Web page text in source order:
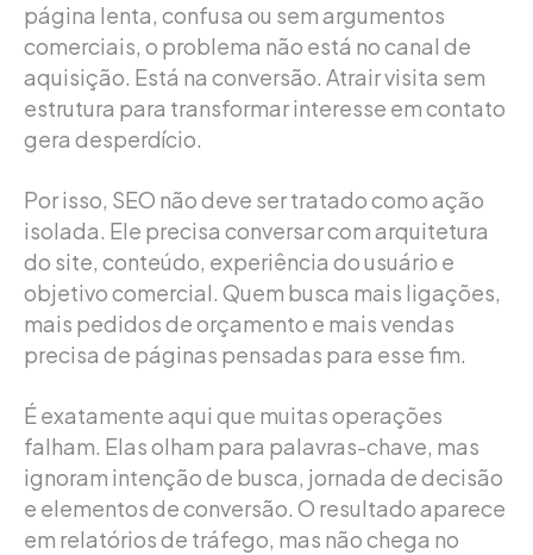
página lenta, confusa ou sem argumentos
comerciais, o problema não está no canal de
aquisição. Está na conversão. Atrair visita sem
estrutura para transformar interesse em contato
gera desperdício.
Por isso, SEO não deve ser tratado como ação
isolada. Ele precisa conversar com arquitetura
do site, conteúdo, experiência do usuário e
objetivo comercial. Quem busca mais ligações,
mais pedidos de orçamento e mais vendas
precisa de páginas pensadas para esse fim.
É exatamente aqui que muitas operações
falham. Elas olham para palavras-chave, mas
ignoram intenção de busca, jornada de decisão
e elementos de conversão. O resultado aparece
em relatórios de tráfego, mas não chega no